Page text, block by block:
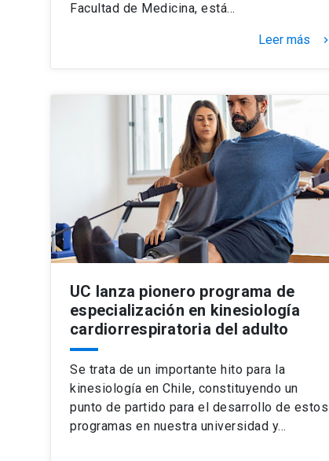
Facultad de Medicina, está…
Leer más keyboard_arrow_right
UC lanza pionero programa de
especialización en kinesiología
cardiorrespiratoria del adulto
Se trata de un importante hito para la
kinesiología en Chile, constituyendo un
punto de partido para el desarrollo de estos
programas en nuestra universidad y…